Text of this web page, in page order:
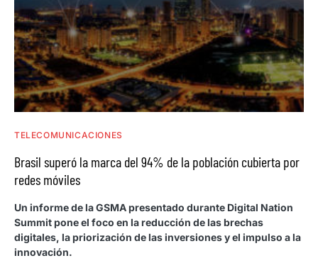
TELECOMUNICACIONES
Brasil superó la marca del 94% de la población cubierta por
redes móviles
Un informe de la GSMA presentado durante Digital Nation
Summit pone el foco en la reducción de las brechas
digitales, la priorización de las inversiones y el impulso a la
innovación.